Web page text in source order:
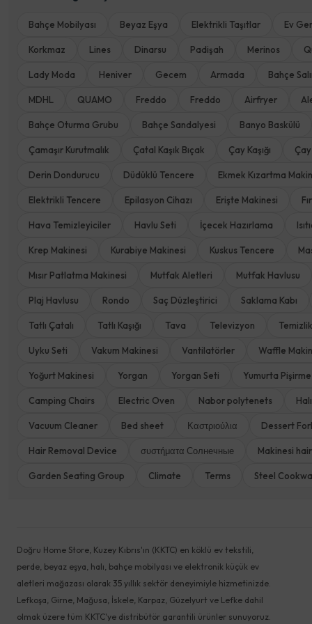
Bahçe Mobilyası Beyaz Eşya Elektrikli Taşıtlar Ev
Korkmaz Lines Dinarsu Padişah Merinos
Lady Moda Heniver Gecem Armada Bahçe
MDHL QUAMO Freddo Freddo Airfryer
Bahçe Oturma Grubu Bahçe Sandalyesi Banyo Baskülü
Çamaşır Kurutmalık Çatal Kaşık Bıçak Çay Kaşığı
Derin Dondurucu Düdüklü Tencere Ekmek Kızartma
Elektrikli Tencere Epilasyon Cihazı Erişte Makinesi
Hava Temizleyiciler Havlu Seti İçecek Hazırlama
Krep Makinesi Kurabiye Makinesi Kuskus Tencere
Mısır Patlatma Makinesi Mutfak Aletleri Mutfak Havlusu
Plaj Havlusu Rondo Saç Düzleştirici Saklama Kabı
Tatlı Çatalı Tatlı Kaşığı Tava Televizyon
Uyku Seti Vakum Makinesi Vantilatörler Waffle
Yoğurt Makinesi Yorgan Yorgan Seti Yumurta
Camping Chairs Electric Oven Nabor polytenets Halı
Vacuum Cleaner Bed sheet Καστριούλια Dessert
Hair Removal Device συστήματα Солнечные Makinesi
Garden Seating Group Climate Terms Steel
Doğru Home Store, Kuzey Kıbrıs'ın (KKTC) en köklü ev tekstili,
perde, beyaz eşya, halı, bahçe mobilyası ve elektronik küçük ev
aletleri mağazası olarak 35 yıllık sektör deneyimiyle hizmetinizde.
Lefkoşa, Girne, Mağusa, İskele, Karpaz, Güzelyurt ve Lefke dahil
olmak üzere tüm KKTC'ye distribütör garantili ürünler sunuyoruz.